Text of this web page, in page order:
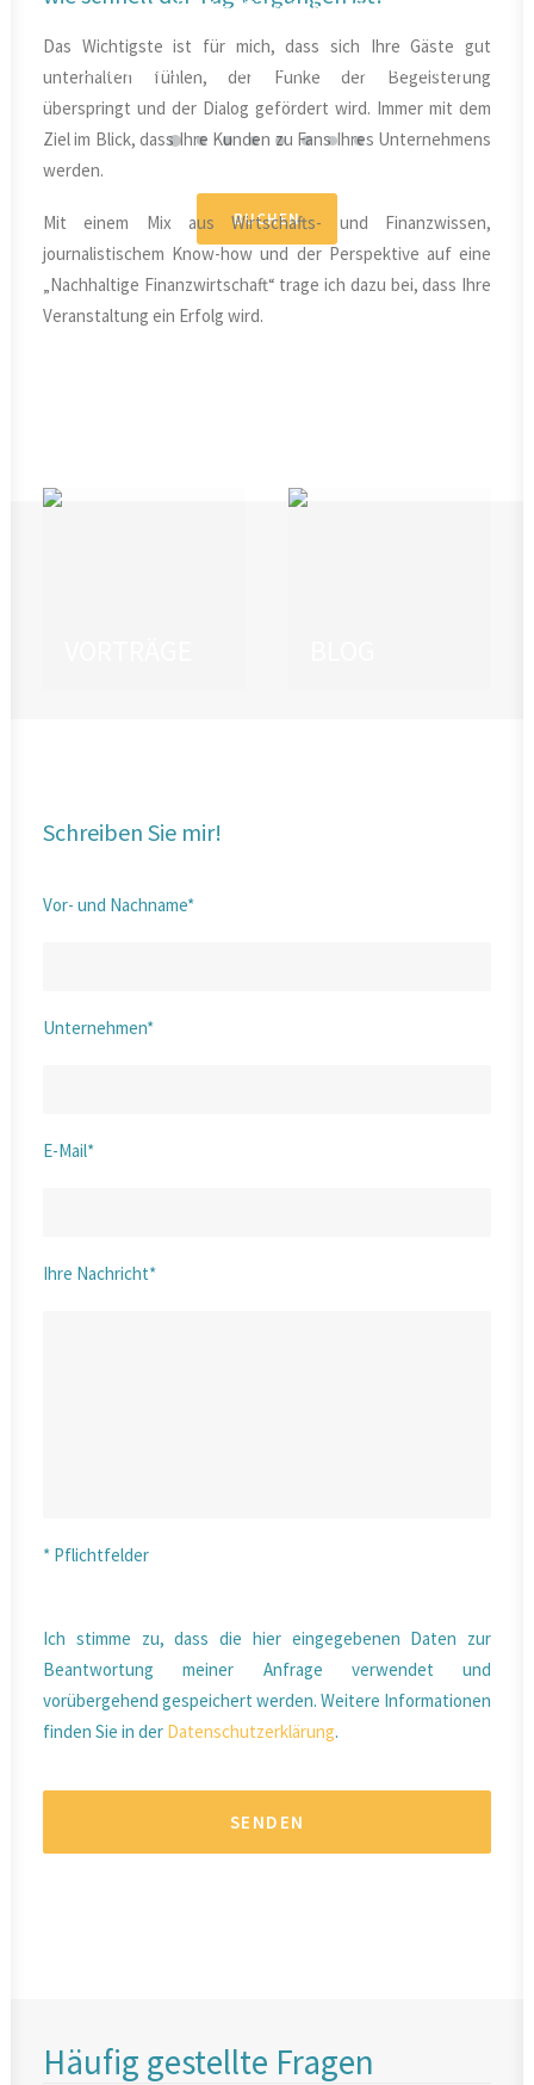
durchgeführt haben.
Christian Veit, Vorstand Deutsche Hypothekenbank AG
BUCHEN
Das Wichtigste ist für mich, dass sich Ihre Gäste gut
unterhalten fühlen, der Funke der Begeisterung
überspringt und der Dialog gefördert wird. Immer mit dem
Ziel im Blick, dass Ihre Kunden zu Fans Ihres Unternehmens
werden.
Mit einem Mix aus Wirtschafts- und Finanzwissen,
journalistischem Know-how und der Perspektive auf eine
„Nachhaltige Finanzwirtschaft“ trage ich dazu bei, dass Ihre
Veranstaltung ein Erfolg wird.
Schreiben Sie mir!
Vor- und Nachname*
Unternehmen*
E-Mail*
Ihre Nachricht*
* Pflichtfelder
Ich stimme zu, dass die hier eingegebenen Daten zur
Beantwortung meiner Anfrage verwendet und
vorübergehend gespeichert werden. Weitere Informationen
finden Sie in der Datenschutzerklärung.
Häufig gestellte Fragen